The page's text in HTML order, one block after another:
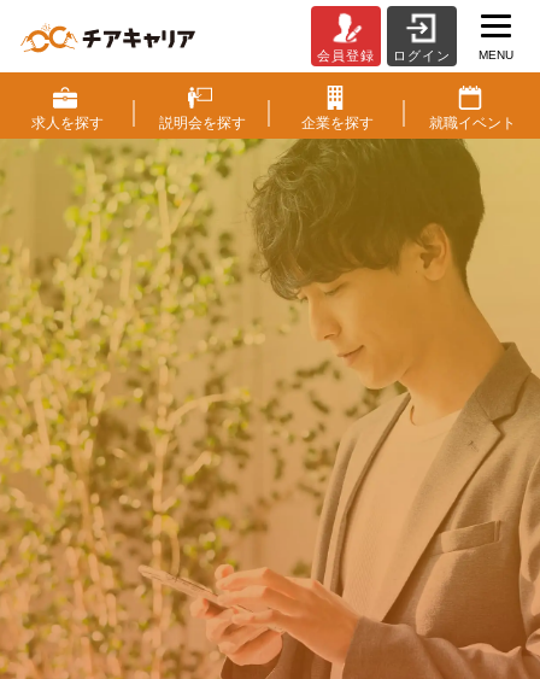
ア
キ
ャ
リ
ア
（CheerCareer）
|
ベ
ン
チ
ャ
ー・
成
長
企
業
と
ス
カ
ウ
ト
就
活
会員登録 ログイン MENU
求人を探す 説明会を探す 企業を探す 就職イベント
働くにワクワクを。
人生にもっと潤いを。
成長企業・ベンチャー企業から
スカウトが届く求人情報サイト
すぐに出来る会員登録
新卒の方はこちら
第二新卒・転職の方はこちら